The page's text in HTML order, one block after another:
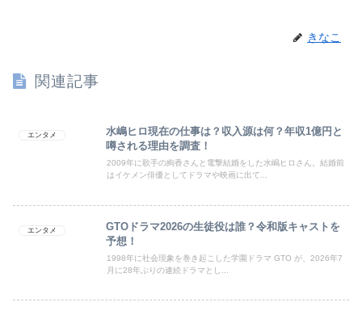
きなこ
関連記事
エンタメ
水嶋ヒロ現在の仕事は？収入源は何？年収1億円と
噂される理由を調査！
2009年に歌手の絢香さんと電撃結婚をした水嶋ヒロさん。結婚前
はイケメン俳優としてドラマや映画に出て...
エンタメ
GTOドラマ2026の生徒役は誰？令和版キャストを
予想！
1998年に社会現象を巻き起こした学園ドラマ GTO が、2026年7
月に28年ぶりの連続ドラマとし...